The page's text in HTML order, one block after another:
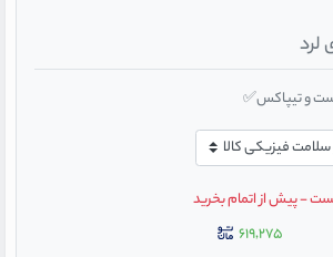
لرد
و تیپاکس✅
۶۱۹,۲۷۵